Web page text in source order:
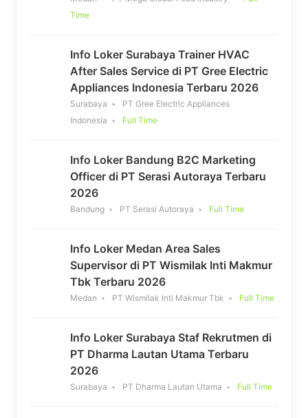
Time
Info Loker Surabaya Trainer HVAC
After Sales Service di PT Gree Electric
Appliances Indonesia Terbaru 2026
Surabaya
PT Gree Electric Appliances
Indonesia
Full Time
Info Loker Bandung B2C Marketing
Officer di PT Serasi Autoraya Terbaru
2026
Bandung PT Serasi Autoraya Full Time
Info Loker Medan Area Sales
Supervisor di PT Wismilak Inti Makmur
Tbk Terbaru 2026
Medan PT Wismilak Inti Makmur Tbk Full Time
Info Loker Surabaya Staf Rekrutmen di
PT Dharma Lautan Utama Terbaru
2026
Surabaya PT Dharma Lautan Utama Full Time